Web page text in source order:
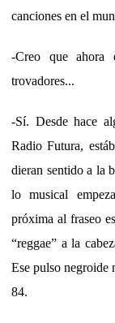
canciones en el
-Creo que ahora
trovadores...
-Sí. Desde hace
Radio Futura,
dieran sentido a la
lo musical
próxima al fraseo
“reggae” a la
Ese pulso negroide
84.